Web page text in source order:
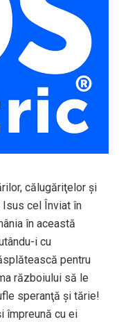
călugăriţelor și
cel Înviat în
în această
i cu
pentru
războiului să le
speranţă și tărie!
împreună cu ei